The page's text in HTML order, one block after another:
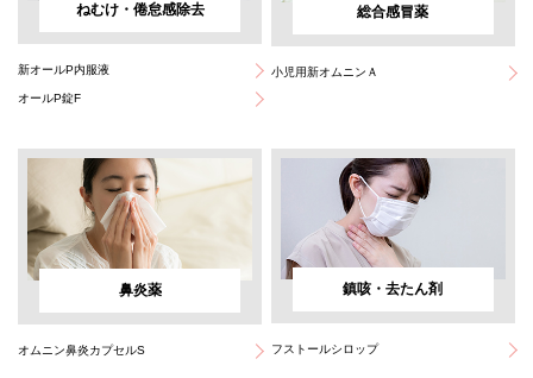
ねむけ・倦怠感除去
新オールP内服液
オールP錠F
総合感冒薬
小児用新オムニンＡ
鼻炎薬
オムニン鼻炎カプセルS
鎮咳・去たん剤
フストールシロップ